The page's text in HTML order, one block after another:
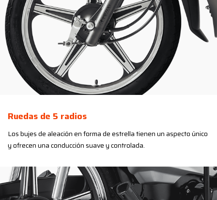
Ruedas de 5 radios
Los bujes de aleación en forma de estrella tienen un aspecto único
y ofrecen una conducción suave y controlada.